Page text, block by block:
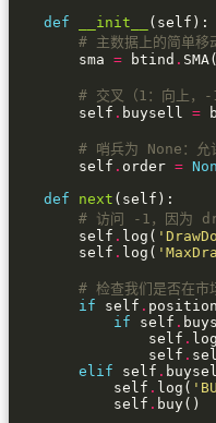
def
__init__
# 主数据上的简单移
        sma
= btind .
# 交叉（1：向上，-
        self
. buysell =
# 哨兵为 None：允
        self
. order =
def
next
# 访问 -1，因为
        self
. log(
        self
. log(
# 检查我们是否在市
if self .
if self .
                self
.
                self
.
elif self .
            self
. log(
            self
.